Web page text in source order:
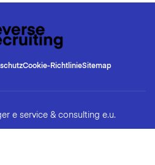
Cookie-RichtlinieSitemap
e service & consulting e.u.